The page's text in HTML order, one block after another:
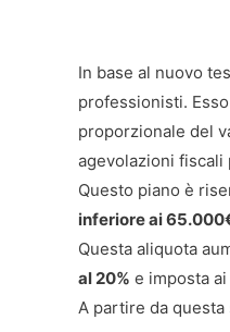
In base al nuovo
professionisti.
proporzionale del
agevolazioni fiscali
Questo piano è
inferiore ai
Questa aliquota
al 20% e imposta
A partire da